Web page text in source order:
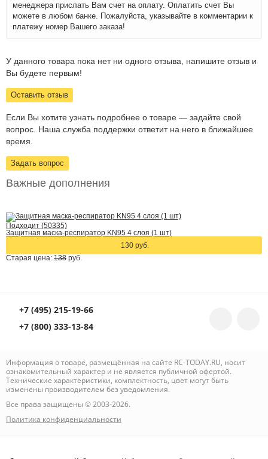
менеджера прислать Вам счет на оплату. Оплатить счет Вы
можете в любом банке. Пожалуйста, указывайте в комментарии к
платежу номер Вашего заказа!
У данного товара пока нет ни одного отзыва, напишите отзыв и
Вы будете первым!
Оставить отзыв
Если Вы хотите узнать подробнее о товаре — задайте свой
вопрос. Наша служба поддержки ответит на него в ближайшее
время.
Задать вопрос
Важные дополнения
Подходит (50335)
Защитная маска-респиратор KN95 4 слоя (1 шт)
130 руб.
Старая цена: 138 руб.
+7 (495) 215-19-66
+7 (800) 333-13-84
Информация о товаре, размещённая на сайте RC-TODAY.RU, носит
ознакомительный характер и не является публичной офертой.
Технические характеристики, комплектность, цвет могут быть
изменены производителем без уведомления.
Все права защищены © 2003-2026.
Политика конфиденциальности